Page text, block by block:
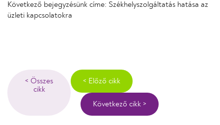
Következő bejegyzésünk címe: Székhelyszolgáltatás hatása az
üzleti kapcsolatokra
< Összes
cikk
< Előző cikk
Következő cikk >